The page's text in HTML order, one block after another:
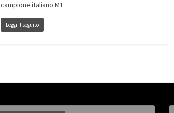
campione italiano M1
Leggi il seguito